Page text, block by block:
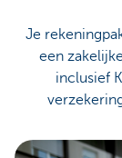
Je
een
inclusief